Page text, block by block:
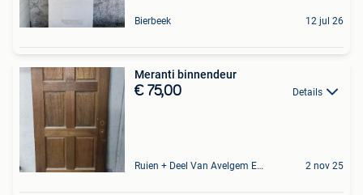
Bierbeek 12 jul 26
Meranti binnendeur
€ 75,00 Details
Ruien + Deel Van Avelgem En Waarmaarde 2 nov 25